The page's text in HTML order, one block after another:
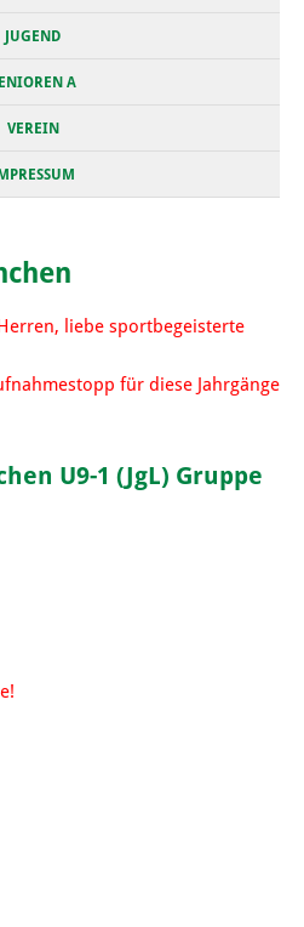
JUGEND
A
VEREIN
liebe sportbegeisterte
für diese Jahrgänge
U9-1 (JgL) Gruppe